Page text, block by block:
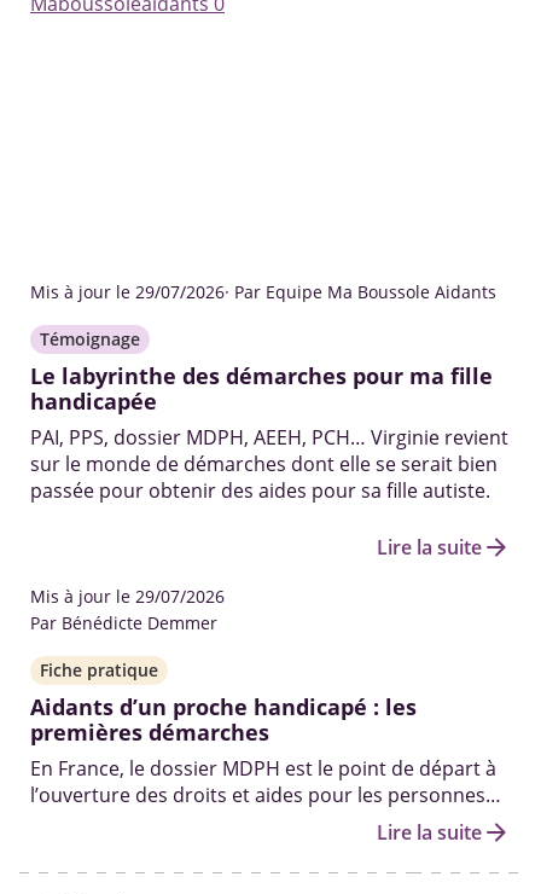
Mis à jour le 29/07/2026· Par Equipe Ma Boussole Aidants
Témoignage
Le labyrinthe des démarches pour ma fille
handicapée
PAI, PPS, dossier MDPH, AEEH, PCH… Virginie revient
sur le monde de démarches dont elle se serait bien
passée pour obtenir des aides pour sa fille autiste.
Lire la suitearrow_forward
Mis à jour le 29/07/2026
Par Bénédicte Demmer
Fiche pratique
Aidants d’un proche handicapé : les
premières démarches
En France, le dossier MDPH est le point de départ à
l’ouverture des droits et aides pour les personnes
en situation de handicap. Qui peut vous aider à le
remplir ? Quelles sont les autres démarches pour
obtenir des solutions ? On fait le point.
Lire la suitearrow_forward